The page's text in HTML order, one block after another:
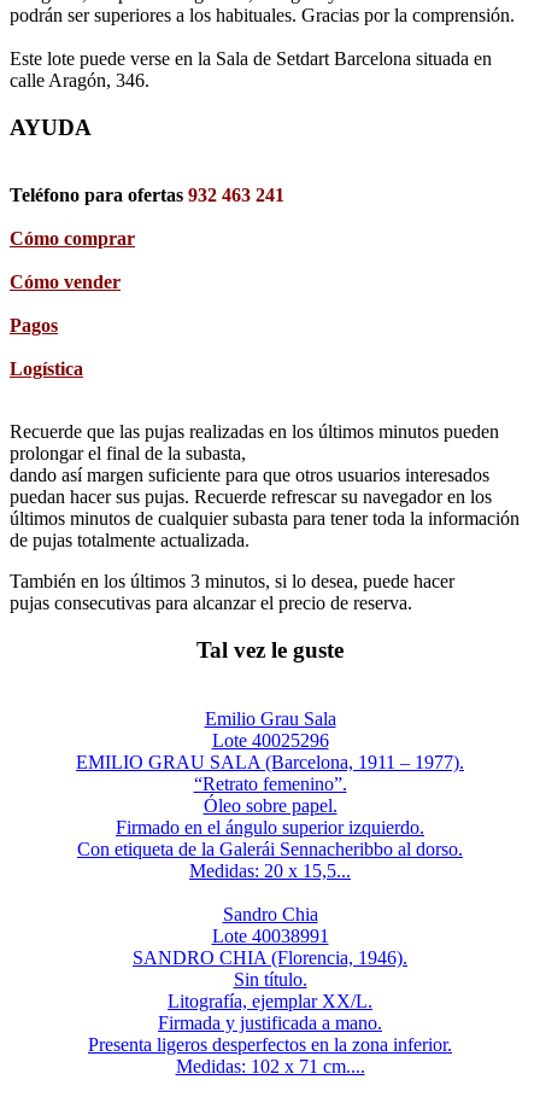
podrán ser superiores a los habituales. Gracias por la comprensión.
Este lote puede verse en la Sala de Setdart Barcelona situada en
calle Aragón, 346.
AYUDA
Teléfono para ofertas 932 463 241
Cómo comprar
Cómo vender
Pagos
Logística
Recuerde que las pujas realizadas en los últimos minutos pueden
prolongar el final de la subasta,
dando así margen suficiente para que otros usuarios interesados
puedan hacer sus pujas. Recuerde refrescar su navegador en los
últimos minutos de cualquier subasta para tener toda la información
de pujas totalmente actualizada.
También en los últimos 3 minutos, si lo desea, puede hacer
pujas consecutivas para alcanzar el precio de reserva.
Tal vez le guste
Emilio Grau Sala
Lote 40025296
EMILIO GRAU SALA (Barcelona, 1911 – 1977).
“Retrato femenino”.
Óleo sobre papel.
Firmado en el ángulo superior izquierdo.
Con etiqueta de la Galerái Sennacheribbo al dorso.
Medidas: 20 x 15,5...
Sandro Chia
Lote 40038991
SANDRO CHIA (Florencia, 1946).
Sin título.
Litografía, ejemplar XX/L.
Firmada y justificada a mano.
Presenta ligeros desperfectos en la zona inferior.
Medidas: 102 x 71 cm....